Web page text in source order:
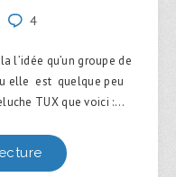
4
l’idée qu’un groupe de
elle est quelque peu
TUX que voici :…